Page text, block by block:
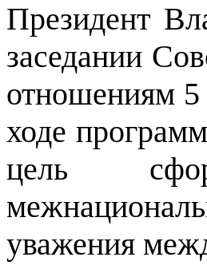
Президент
заседании
отношениям 5
ходе
цель
уважения